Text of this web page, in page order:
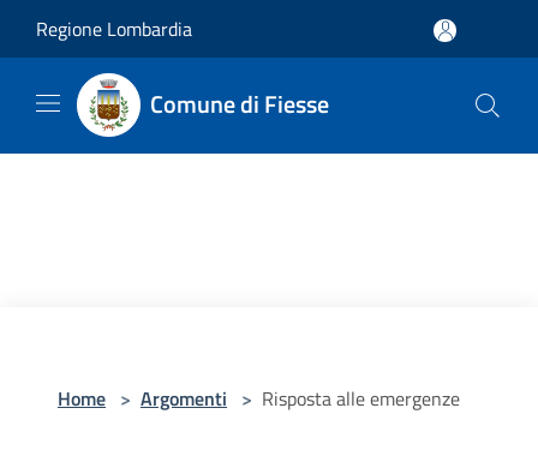
Regione Lombardia
Comune di Fiesse
Home > Argomenti > Risposta alle emergenze